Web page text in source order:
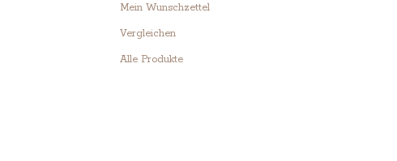
Mein Wunschzettel
Vergleichen
Alle Produkte